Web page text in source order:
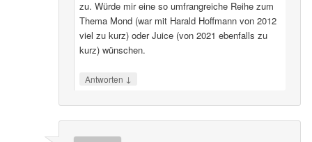
zu. Würde mir eine so umfrangreiche Reihe zum
Thema Mond (war mit Harald Hoffmann von 2012
viel zu kurz) oder Juice (von 2021 ebenfalls zu
kurz) wünschen.
Antworten ↓